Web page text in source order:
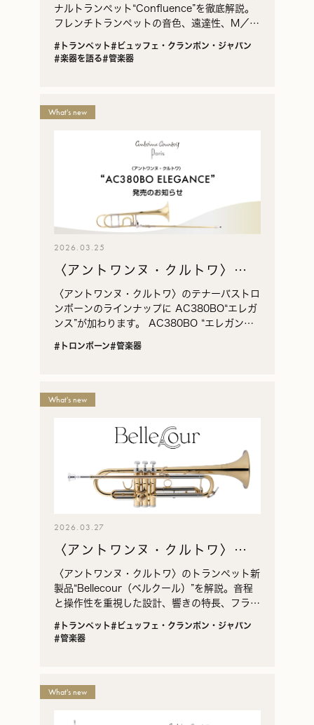
音色で届く、現代のフレンチト
ランペット
ナルトランペット“Confluence”を徹底解説。
フレンチトランペットの音色、遠達性、M／
す。
#トランペット#ビュッフェ・クランポン・ジャパン
#楽器を語る#管楽器
What's new
2026.03.25
〈アントワンヌ・クルトワ〉テ
ナーバストロンボーン
AC380BO“エレガンス” 発売の
お知らせ
〈アントワンヌ・クルトワ〉のテナーバストロ
ンボーンのラインナップに AC380BO“エレガ
ンス”が加わります。 AC380BO “エレガン
ワンヌ・クルトワ〉トロンボーンELE…
#トロンボーン#管楽器
What's new
2026.03.27
〈アントワンヌ・クルトワ〉ト
ランペット“Bellecour”（ベルク
ール） | 自然な吹奏感、響きの
調和
〈アントワンヌ・クルトワ〉のトランペット新
製品“Bellecour（ベルクール）”を解説。音程
と操作性を重視した設計、響きの特長、フラン
#トランペット#ビュッフェ・クランポン・ジャパン
#管楽器
What's new